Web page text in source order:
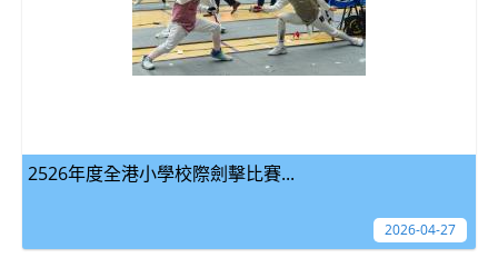
2526年度全港小學校際劍擊比賽...
2026-04-27